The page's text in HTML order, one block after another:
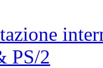
PS/2